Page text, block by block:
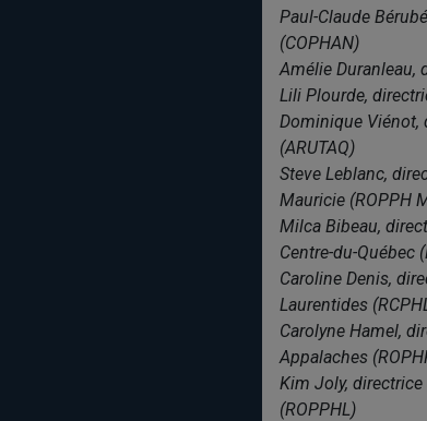
Paul-Claude
(COPHAN)
Amélie Duranleau,
Lili Plourde,
Dominique Viénot,
(ARUTAQ)
Steve Leblanc,
Mauricie (ROPPH
Milca Bibeau,
Centre-du-Québec
Caroline Denis,
Laurentides
Carolyne Hamel,
Appalaches
Kim Joly,
(ROPPHL)